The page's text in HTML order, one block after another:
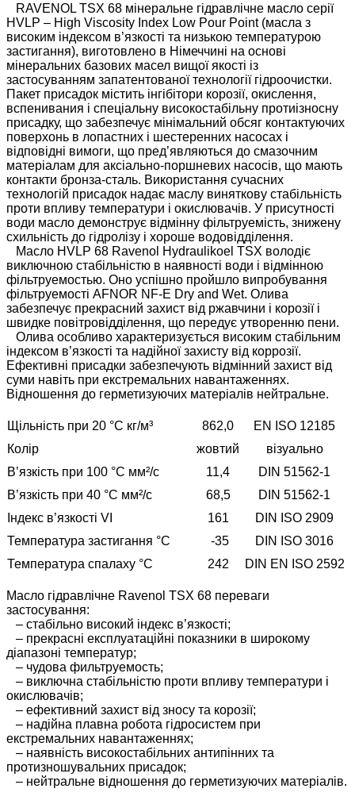
RAVENOL TSX 68 мінеральне гідравлічне масло серії
HVLP – High Viscosity Index Low Pour Point (масла з
високим індексом в’язкості та низькою температурою
застигання), виготовлено в Німеччині на основі
мінеральних базових масел вищої якості із
застосуванням запатентованої технології гідроочистки.
Пакет присадок містить інгібітори корозії, окислення,
вспенивания і спеціальну високостабільну протиізносну
присадку, що забезпечує мінімальний обсяг контактуючих
поверхонь в лопастних і шестеренних насосах і
відповідні вимоги, що пред’являються до смазочним
матеріалам для аксіально-поршневих насосів, що мають
контакти бронза-сталь. Використання сучасних
технологій присадок надає маслу виняткову стабільність
проти впливу температури і окислювачів. У присутності
води масло демонструє відмінну фільтруемість, знижену
схильність до гідролізу і хороше водовідділення.
Масло HVLP 68 Ravenol Hydraulikoel TSX володіє
виключною стабільністю в наявності води і відмінною
фільтруемостью. Оно успішно пройшло випробування
фільтруемості AFNOR NF-E Dry and Wet. Олива
забезпечує прекрасний захист від ржавчини і корозії і
швидке повітровідділення, що передує утворенню пени.
Олива особливо характеризується високим стабільним
індексом в’язкості та надійної захисту від коррозії.
Ефективні присадки забезпечують відмінний захист від
суми навіть при екстремальних навантаженнях.
Відношення до герметизуючих матеріалів нейтральне.
Щільність при 20 °C кг/м³ 862,0
EN ISO 12185
Колір
жовтий
візуально
В’язкість при 100 °C мм²/с
11,4
DIN 51562-1
В’язкість при 40 °C мм²/с
68,5
DIN 51562-1
Індекс в’язкості VI
161
DIN ISO 2909
Температура застигання °С
-35
DIN ISO 3016
Температура спалаху °С
242 DIN EN ISO 2592
Масло гідравлічне Ravenol TSX 68 переваги
застосування:
– стабільно високий індекс в’язкості;
– прекрасні експлуатаційні показники в широкому
діапазоні температур;
– чудова фильтруемость;
– виключна стабільністю проти впливу температури і
окислювачів;
– ефективний захист від зносу та корозії;
– надійна плавна робота гідросистем при
екстремальних навантаженнях;
– наявність високостабільних антипінних та
протизношувальних присадок;
– нейтральне відношення до герметизуючих матеріалів.